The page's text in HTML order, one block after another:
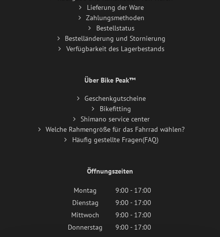
Lieferung der Ware
Zahlungsmethoden
Bestellstatus
Bestelländerung und Stornierung
Verfügbarkeit des Lagerbestands
Über Bike Peak™
Geschenkgutscheine
Bikefitting
Shimano service center
Welche Rahmengröße für das Fahrrad wählen?
Häufig gestellte Fragen(FAQ)
Öffnungszeiten
Montag
9:00 - 17:00
Dienstag
9:00 - 17:00
Mittwoch
9:00 - 17:00
Donnerstag
9:00 - 17:00